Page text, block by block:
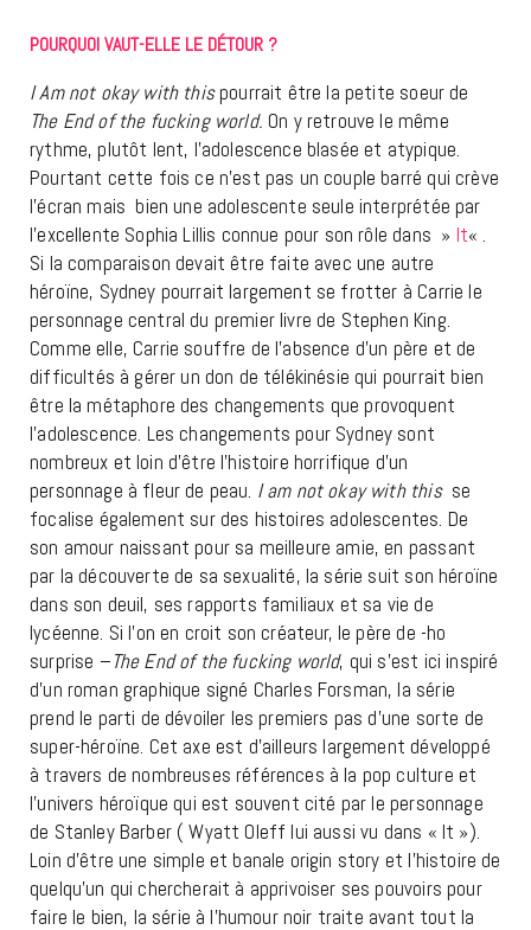
POURQUOI VAUT-ELLE LE DÉTOUR ?
I Am not okay with thispourrait être la petite soeur de
The End of the fucking world. On y retrouve le même
rythme, plutôt lent, l’adolescence blasée et atypique.
Pourtant cette fois ce n’est pas un couple barré qui crève
l’écran mais bien une adolescente seule interprétée par
l’excellente Sophia Lillis connue pour son rôle dans » It« .
Si la comparaison devait être faite avec une autre
héroïne, Sydney pourrait largement se frotter à Carrie le
personnage central du premier livre de Stephen King.
Comme elle, Carrie souffre de l’absence d’un père et de
difficultés à gérer un don de télékinésie qui pourrait bien
être la métaphore des changements que provoquent
l’adolescence. Les changements pour Sydney sont
nombreux et loin d’être l’histoire horrifique d’un
personnage à fleur de peau. I am not okay with thisse
focalise également sur des histoires adolescentes. De
son amour naissant pour sa meilleure amie, en passant
par la découverte de sa sexualité, la série suit son héroïne
dans son deuil, ses rapports familiaux et sa vie de
lycéenne. Si l’on en croit son créateur, le père de -ho
surprise –The End of the fucking world, qui s’est ici inspiré
d’un roman graphique signé Charles Forsman, la série
prend le parti de dévoiler les premiers pas d’une sorte de
super-héroïne. Cet axe est d’ailleurs largement développé
à travers de nombreuses références à la pop culture et
l’univers héroïque qui est souvent cité par le personnage
de Stanley Barber ( Wyatt Oleff lui aussi vu dans « It »).
Loin d’être une simple et banale origin story et l’histoire de
quelqu’un qui chercherait à apprivoiser ses pouvoirs pour
faire le bien, la série à l’humour noir traite avant tout la